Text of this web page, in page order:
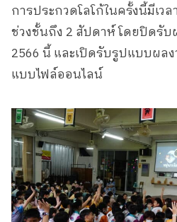
การประกวดโลโก้ในครั้งนี้มีเว
ช่วงชั้นถึง 2 สัปดาห์ โดยปิดรั
2566 นี้ และเปิดรับรูปแบบผล
แบบไฟล์ออนไลน์